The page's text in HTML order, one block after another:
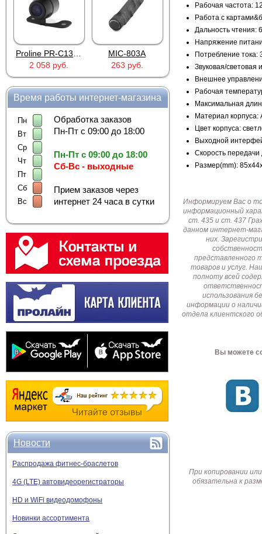
2 058 руб.
MIC-803A
263 руб.
4PIN(п)/2RCA(м)+DJK-11(п)
386 руб.
Время работы интернет-магазина
Пн
Вт
Ср
Чт
Пт
Сб
Вс
Обработка заказов
Пн-Пт с 09:00 до 18:00
Пн-Пт с 09:00 до 18:00
Сб-Вс - выходные
Прием заказов через
интернет 24 часа в сутки
Новости
Распродажа фитнес-браслетов
4G (LTE) автовидеорегистраторы
HD и WiFi видеодомофоны
Новинки ассортимента
Рабочая частота:
Работа с
Дальность чтения:
Напряжение
Потребление тока:
Звуковая/световая
Внешнее
Рабочая
Максимальная
Материал корпуса:
Цвет корпуса:
Выходной
Скорость передачи
Размер(mm):
Информируем Вас о
информационный
ст. 435 и ст. 437
данном интернет-
них.
представленного
товаров и услуг.
полноту всей
использования
информации о
отдела клиентского
Вы можете
При копировании
обязательна к